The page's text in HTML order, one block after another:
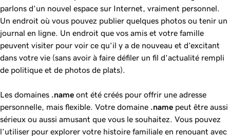
parlons d’un nouvel espace sur Internet, vraiment personnel.
Un endroit où vous pouvez publier quelques photos ou tenir un
journal en ligne. Un endroit que vos amis et votre famille
peuvent visiter pour voir ce qu’il y a de nouveau et d’excitant
dans votre vie (sans avoir à faire défiler un fil d’actualité rempli
de politique et de photos de plats).
Les domaines .name ont été créés pour offrir une adresse
personnelle, mais flexible. Votre domaine .name peut être aussi
sérieux ou aussi amusant que vous le souhaitez. Vous pouvez
l’utiliser pour explorer votre histoire familiale en renouant avec